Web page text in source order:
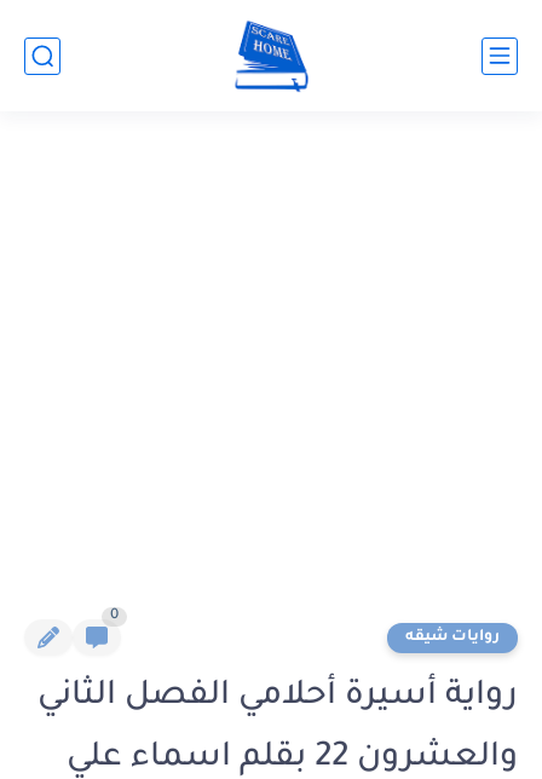
روايات شيقه
0
رواية أسيرة أحلامي الفصل الثاني
والعشرون 22 بقلم اسماء علي